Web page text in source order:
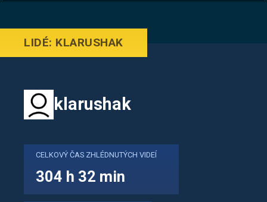
LIDÉ: KLARUSHAK
klarushak
CELKOVÝ ČAS ZHLÉDNUTÝCH VIDEÍ
304 h 32 min